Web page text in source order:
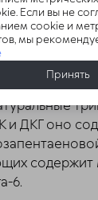
за
из
ДКГ оно
6.
Если вы не
cookie и
мы
Принять